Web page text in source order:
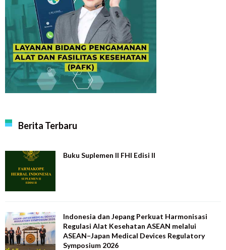
Berita Terbaru
Buku Suplemen II FHI Edisi II
Indonesia dan Jepang Perkuat Harmonisasi
Regulasi Alat Kesehatan ASEAN melalui
ASEAN–Japan Medical Devices Regulatory
Symposium 2026